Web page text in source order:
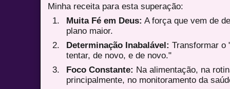
Minha receita para esta superação:
Muita Fé em Deus: A força que vem de
plano maior.
Determinação Inabalável: Transformar o
tentar, de novo, e de novo."
Foco Constante: Na alimentação, na
principalmente, no monitoramento da